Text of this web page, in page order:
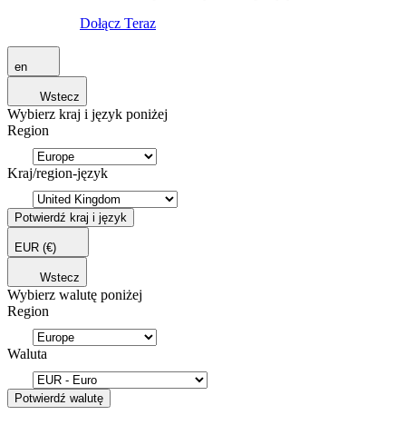
Dołącz Teraz
en
Wstecz
Wybierz kraj i język poniżej
Region
Kraj/region-język
Potwierdź kraj i język
EUR (€)
Wstecz
Wybierz walutę poniżej
Region
Waluta
Potwierdź walutę